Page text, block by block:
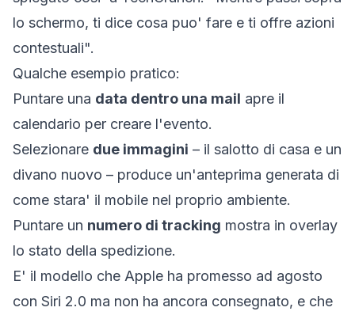
lo schermo, ti dice cosa puo' fare e ti offre azioni
contestuali".
Qualche esempio pratico:
Puntare una data dentro una mail apre il
calendario per creare l'evento.
Selezionare due immagini – il salotto di casa e un
divano nuovo – produce un'anteprima generata di
come stara' il mobile nel proprio ambiente.
Puntare un numero di tracking mostra in overlay
lo stato della spedizione.
E' il modello che Apple ha promesso ad agosto
con Siri 2.0 ma non ha ancora consegnato, e che